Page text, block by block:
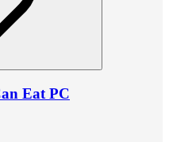
Eat PC